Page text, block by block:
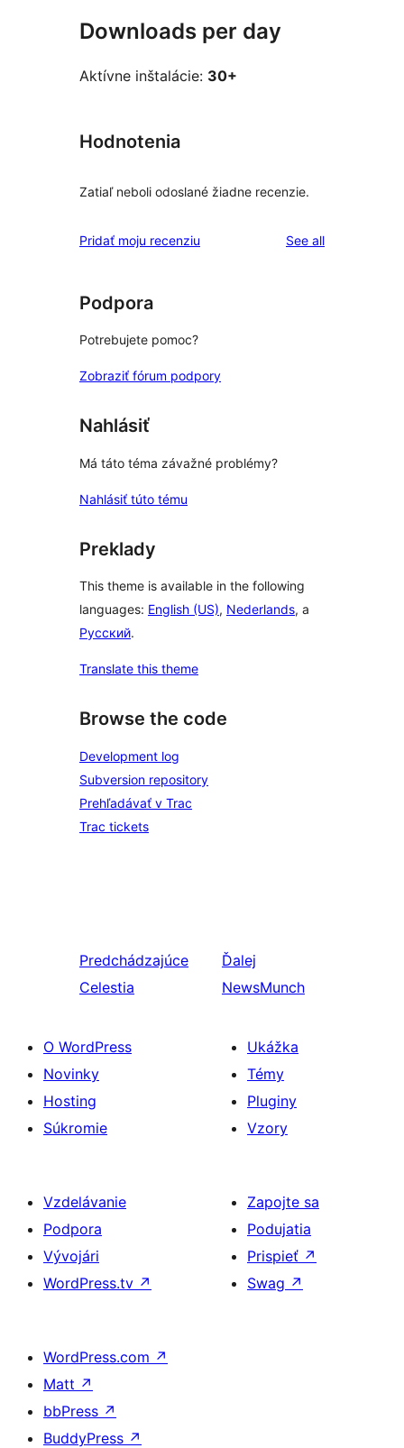
Downloads per day
Aktívne inštalácie: 30+
Hodnotenia
Zatiaľ neboli odoslané žiadne recenzie.
Pridať moju recenziu See allreviews
Podpora
Potrebujete pomoc?
Zobraziť fórum podpory
Nahlásiť
Má táto téma závažné problémy?
Nahlásiť túto tému
Preklady
This theme is available in the following
languages: English (US), Nederlands, a
Русский.
Translate this theme
Browse the code
Development log
Subversion repository
Prehľadávať v Trac
Trac tickets
Predchádzajúce
Celestia
Ďalej
NewsMunch
O WordPress
Novinky
Hosting
Súkromie
Ukážka
Témy
Pluginy
Vzory
Vzdelávanie
Podpora
Vývojári
WordPress.tv ↗
Zapojte sa
Podujatia
Prispieť ↗
Swag ↗
WordPress.com ↗
Matt ↗
bbPress ↗
BuddyPress ↗